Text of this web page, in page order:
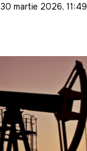
30 martie 2026, 11:49